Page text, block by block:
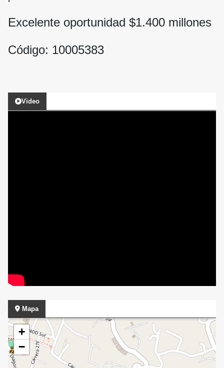
Excelente oportunidad $1.400 millones
Código: 10005383
Video
Mapa
+
−